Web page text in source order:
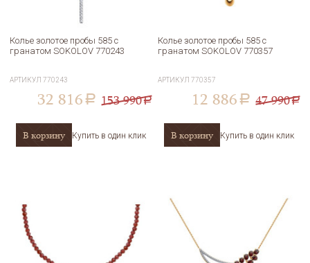
Колье золотое пробы 585 с
гранатом SOKOLOV 770243
АРТИКУЛ770243
32 816 a 153 990a
В корзину Купить в один клик
Колье золотое пробы 585 с
гранатом SOKOLOV 770357
АРТИКУЛ770357
12 886 a 47 990a
В корзину Купить в один клик